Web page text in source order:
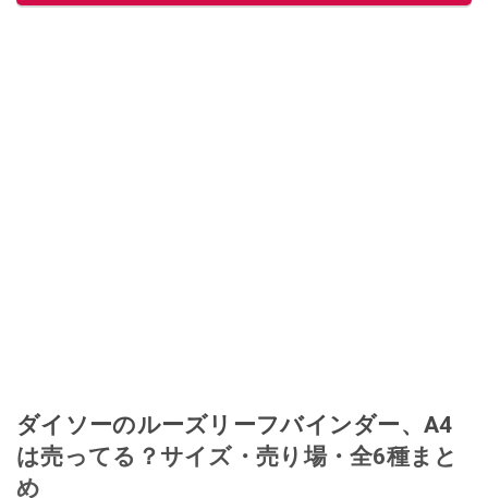
ダイソーのルーズリーフバインダー、A4
は売ってる？サイズ・売り場・全6種まと
め